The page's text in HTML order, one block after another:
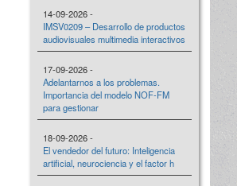
14-09-2026 -
IMSV0209 – Desarrollo de productos
audiovisuales multimedia interactivos
17-09-2026 -
Adelantarnos a los problemas.
Importancia del modelo NOF-FM
para gestionar
18-09-2026 -
El vendedor del futuro: Inteligencia
artificial, neurociencia y el factor h